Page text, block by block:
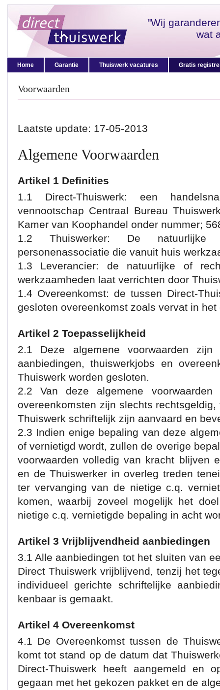
"Wij
wat
Home Garantie Thuiswerk vacatures Gratis
Voorwaarden
Laatste update: 17-05-2013
Algemene Voorwaarden
Artikel 1 Definities
1.1 Direct-Thuiswerk: een
vennootschap Centraal Bureau
Kamer van Koophandel onder nummer;
1.2 Thuiswerker: De
personenassociatie die vanuit huis
1.3 Leverancier: de natuurlijke of
werkzaamheden laat verrichten door
1.4 Overeenkomst: de tussen Direct-
gesloten overeenkomst zoals vervat in
Artikel 2 Toepasselijkheid
2.1 Deze algemene voorwaarden
aanbiedingen, thuiswerkjobs en
Thuiswerk worden gesloten.
2.2 Van deze algemene voorwaarden
overeenkomsten zijn slechts
Thuiswerk schriftelijk zijn aanvaard en
2.3 Indien enige bepaling van deze
of vernietigd wordt, zullen de overige
voorwaarden volledig van kracht blijven
en de Thuiswerker in overleg treden
ter vervanging van de nietige c.q.
komen, waarbij zoveel mogelijk het
nietige c.q. vernietigde bepaling in acht
Artikel 3 Vrijblijvendheid aanbiedingen
3.1 Alle aanbiedingen tot het sluiten van
Direct Thuiswerk vrijblijvend, tenzij het
individueel gerichte schriftelijke
kenbaar is gemaakt.
Artikel 4 Overeenkomst
4.1 De Overeenkomst tussen de
komt tot stand op de datum dat
Direct-Thuiswerk heeft aangemeld en
gegaan met het gekozen pakket en de